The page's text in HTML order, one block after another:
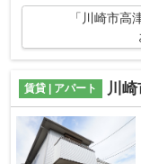
「川崎市高
賃貸 | アパート 川